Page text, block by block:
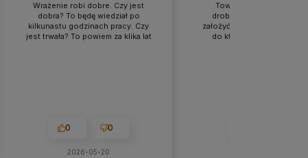
Wrażenie robi dobre. Czy jest
dobra? To będę wiedział po
kilkunastu godzinach pracy. Czy
jest trwała? To powiem za klika lat
0 0
2026-05-20
Towar zgodny z opisem.
drobnej modyfikacji
założyć do Welder Fantasy
do której nie mogłem